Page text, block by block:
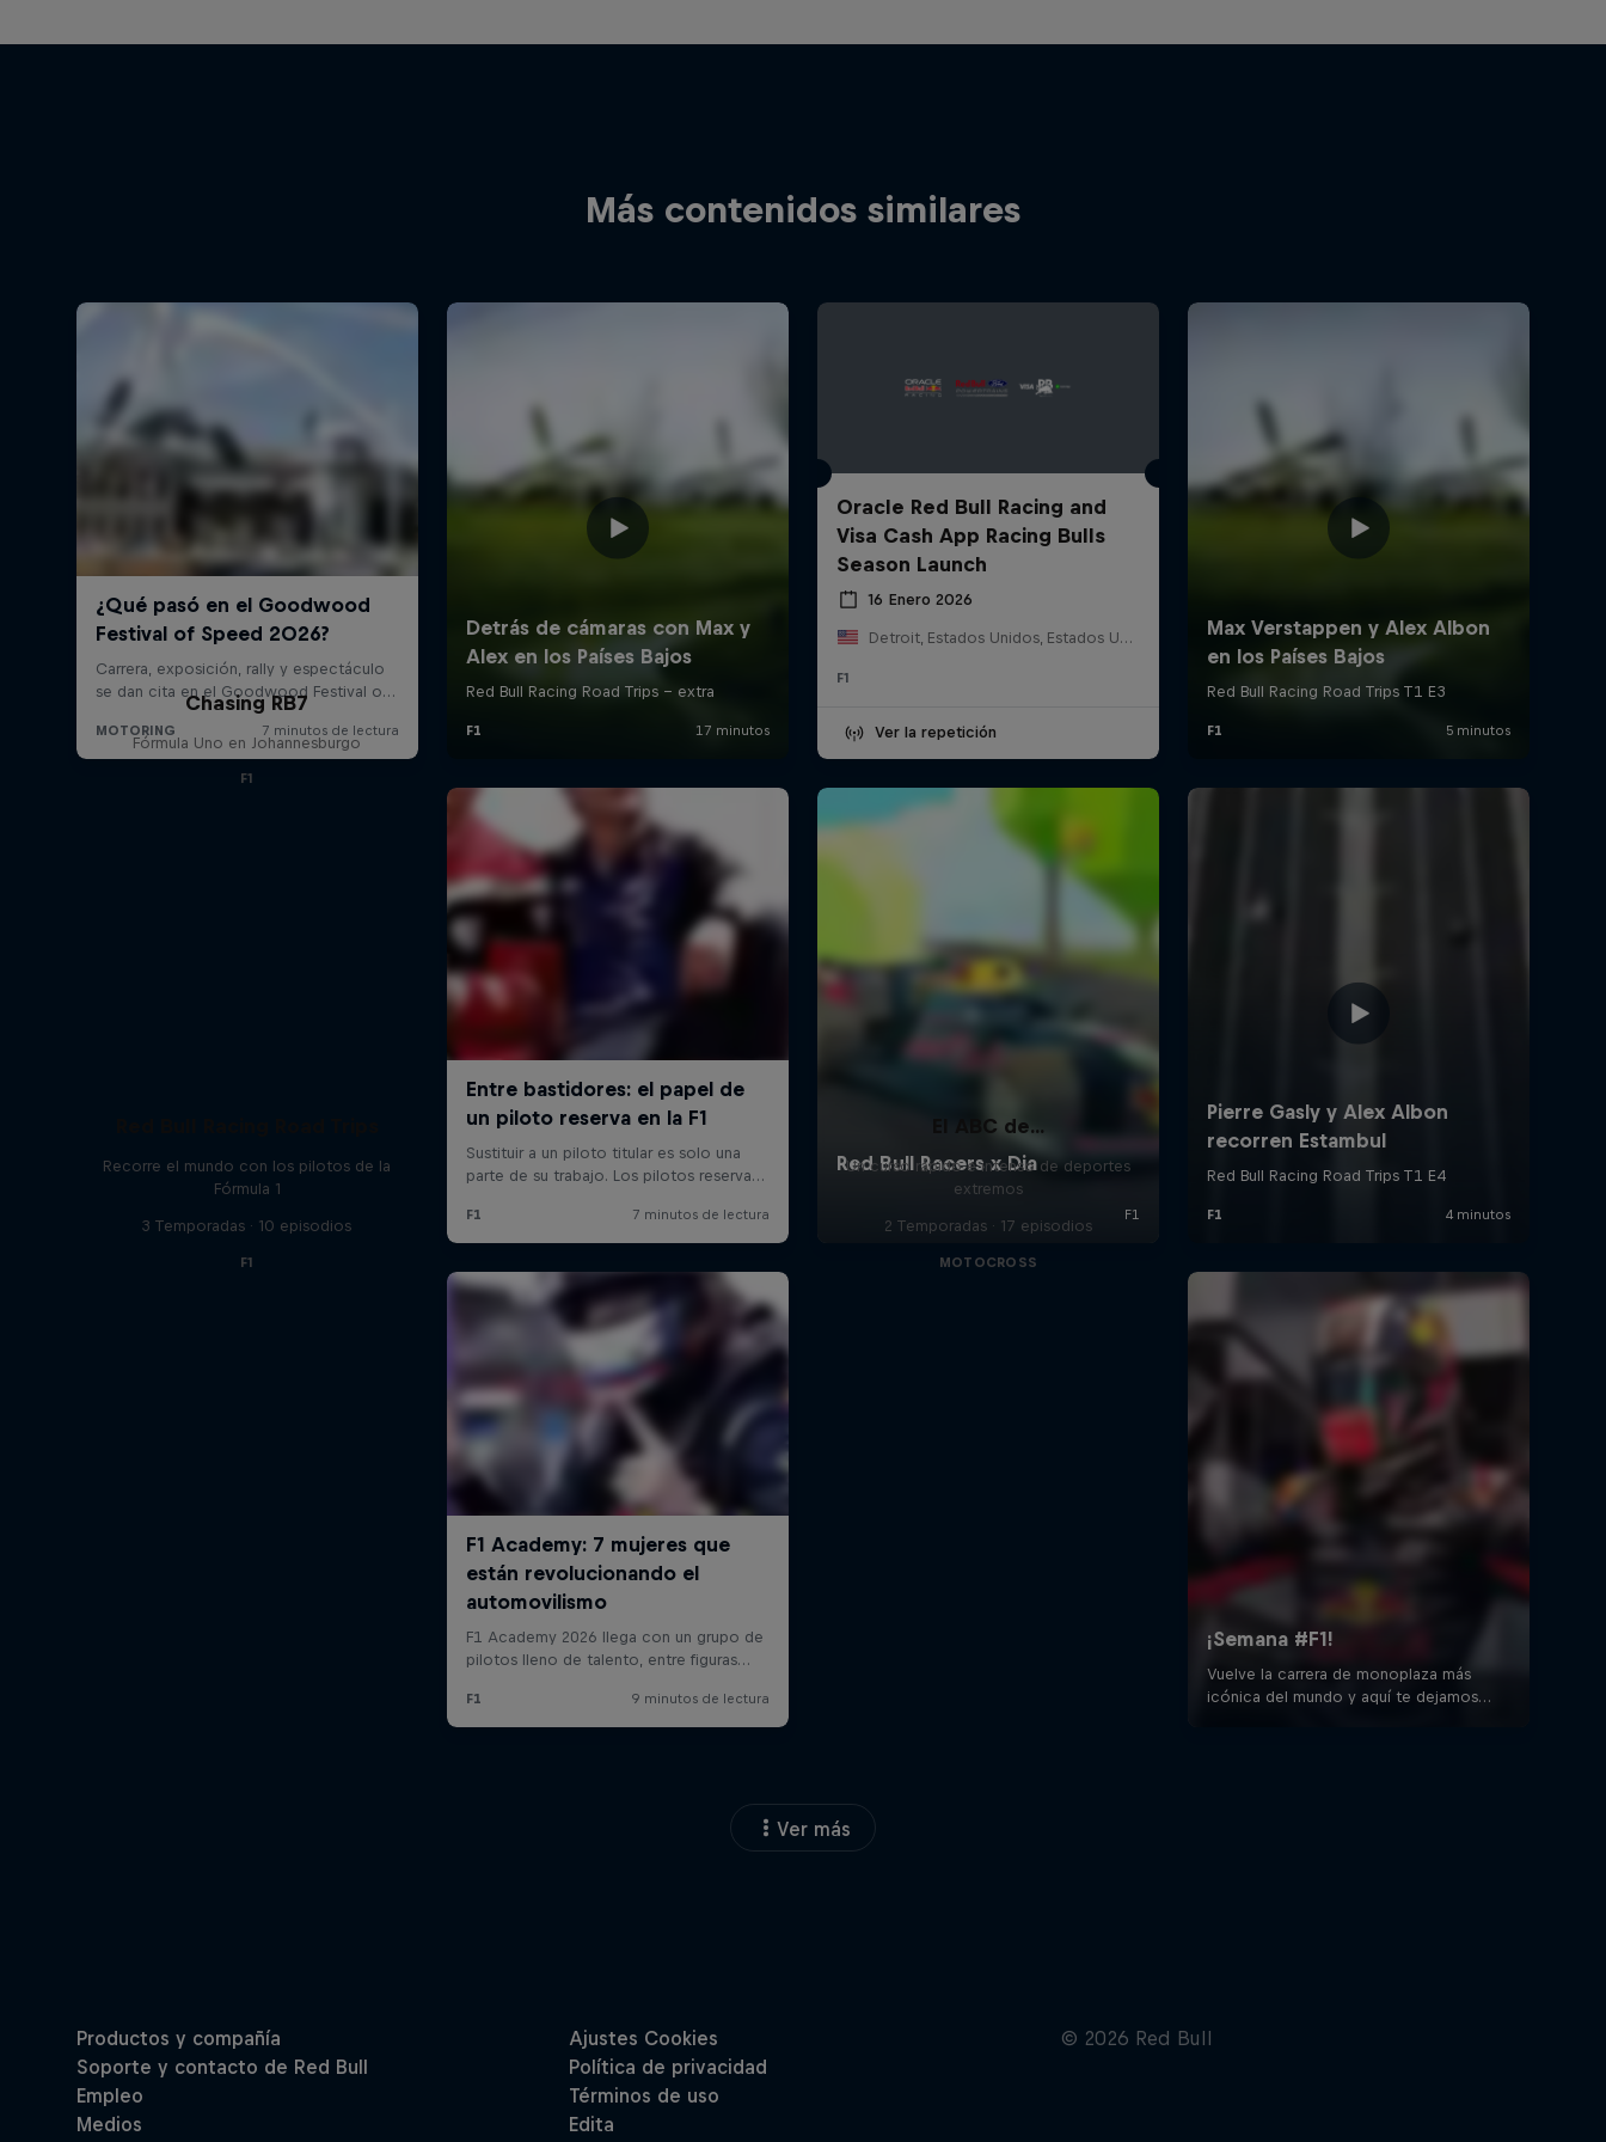
Más contenidos similares
Oracle Red Bull Racing and
Visa Cash App Racing Bulls
Season Launch
16 Enero 2026
Detroit, Estados Unidos, Estados Unidos
F1
Ver la repetición
Chasing RB7
Fórmula Uno en Johannesburgo
F1
Recorre el mundo con los pilotos de la
Fórmula 1
3 Temporadas · 10 episodios
F1
El ABC de...
Un curso rápido e intenso de deportes
extremos
2 Temporadas · 17 episodios
MOTOCROSS
Ver más